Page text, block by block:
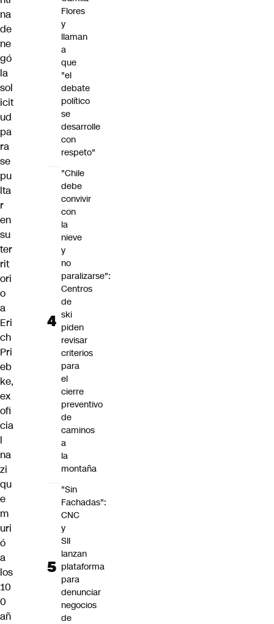
na
de
ne
gó
la
sol
icit
ud
pa
ra
se
pu
lta
r
en
su
ter
rit
ori
o
a
Eri
ch
Pri
eb
ke,
ex
ofi
cia
l
na
zi
qu
e
m
uri
ó
a
los
10
0
añ
Flores
y
llaman
a
que
"el
debate
político
se
desarrolle
con
respeto"
"Chile
debe
convivir
con
la
nieve
y
no
paralizarse":
Centros
de
ski
piden
revisar
criterios
para
el
cierre
preventivo
de
caminos
a
la
montaña
"Sin
Fachadas":
CNC
y
SII
lanzan
plataforma
para
denunciar
negocios
de